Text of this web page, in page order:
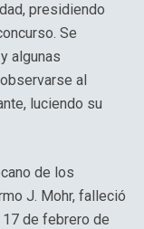
presidiendo
Se
algunas
al
luciendo su
de los
J. Mohr, falleció
17 de febrero de